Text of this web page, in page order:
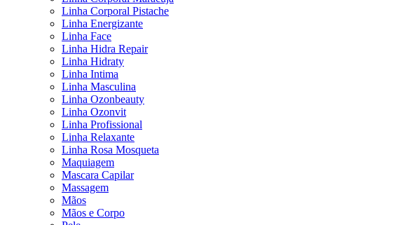
Linha Corporal Pistache
Linha Energizante
Linha Face
Linha Hidra Repair
Linha Hidraty
Linha Intima
Linha Masculina
Linha Ozonbeauty
Linha Ozonvit
Linha Profissional
Linha Relaxante
Linha Rosa Mosqueta
Maquiagem
Mascara Capilar
Massagem
Mãos
Mãos e Corpo